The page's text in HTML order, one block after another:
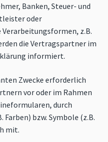
Banken, Steuer- und
oder
z.B.
die Vertragspartner im
informiert.
Zwecke erforderlich
vor oder im Rahmen
durch
bzw. Symbole (z.B.
mit.